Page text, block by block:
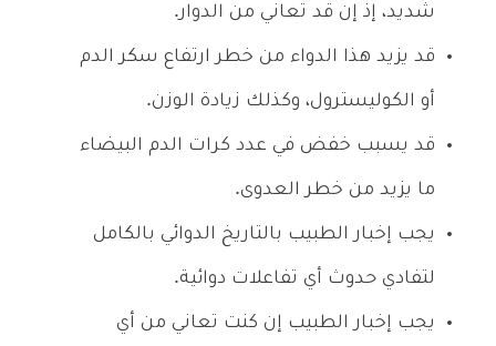
شديد، إذ إن قد تعاني من الدوار.
قد يزيد هذا الدواء من خطر ارتفاع سكر الدم
أو الكوليسترول، وكذلك زيادة الوزن.
قد يسبب خفض في عدد كرات الدم البيضاء
ما يزيد من خطر العدوى.
يجب إخبار الطبيب بالتاريخ الدوائي بالكامل
لتفادي حدوث أي تفاعلات دوائية.
يجب إخبار الطبيب إن كنت تعاني من أي